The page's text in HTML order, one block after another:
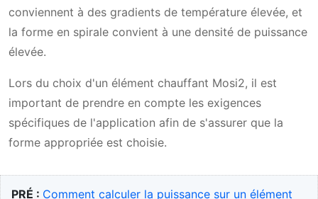
conviennent à des gradients de température élevée, et
la forme en spirale convient à une densité de puissance
élevée.
Lors du choix d'un élément chauffant Mosi2, il est
important de prendre en compte les exigences
spécifiques de l'application afin de s'assurer que la
forme appropriée est choisie.
PRÉ : Comment calculer la puissance sur un élément